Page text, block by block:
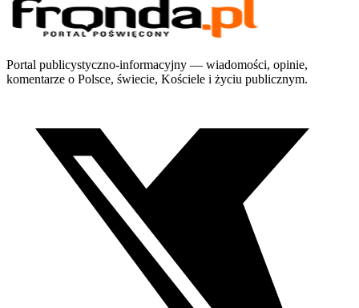
Portal publicystyczno-informacyjny — wiadomości, opinie,
komentarze o Polsce, świecie, Kościele i życiu publicznym.